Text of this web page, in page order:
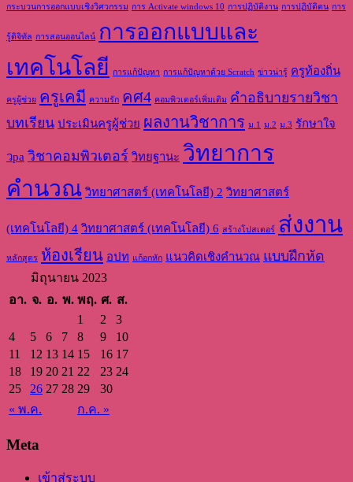
กระบวนการออกแบบเชิงวิศวกรรม การ Activate windows 10 การปฏิบัติงาน การปฏิบัติตน การ
รู้ดิจิทัล การสอนออนไลน์ การออกแบบและ
เทคโนโลยี การแก้ปัญหา การแก้ปัญหาด้วย Scratch ข่าวน่ารู้ ครูท้องถิ่น
ครูผู้ช่วย ครูเคมี ความรัก คศ4 คอมพิวเตอร์เพิ่มเติม คำอธิบายรายวิชา
บทเรียน ประเมินครูผู้ช่วย ผลงานวิชาการ ม.1 ม.2 ม.3 รักษาใจ
วpa วิชาคอมพิวเตอร์ วิทยฐานะ วิทยาการ
คำนวณ วิทยาศาสตร์ (เทคโนโลยี) 2 วิทยาศาสตร์
(เทคโนโลยี) 4 วิทยาศาสตร์ (เทคโนโลยี) 6 สร้างโปสเตอร์ ส่งงาน
หลักสูตร ห้องเรียน อปท แก้อกหัก แนวคิดเชิงคำนวณ แบบฝึกหัด
มิถุนายน 2023
อา. จ. อ. พ. พฤ. ศ. ส.
« พ.ค. ก.ค. »
1 2
3
4
5 6 7 8 9
10
11
12 13 14 15 16 17
18
19 20 21 22 23 24
25
26 27 28 29 30
Meta
เข้าสู่ระบบ